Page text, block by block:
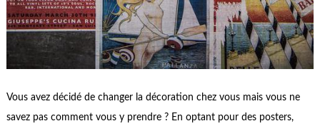
Vous avez décidé de changer la décoration chez vous mais vous ne
savez pas comment vous y prendre ? En optant pour des posters,